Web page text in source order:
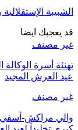
الشبيبة
قد يعجبك ايضا
غير مصنف
تهنئة أسرة
عيد العرش المجيد
غير مصنف
والي مراكش-آسفي